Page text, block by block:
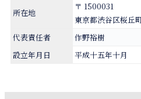
所在地
〒 1500031
東京都渋谷区桜丘
代表責任者
作野裕樹
設立年月日
平成十五年十月